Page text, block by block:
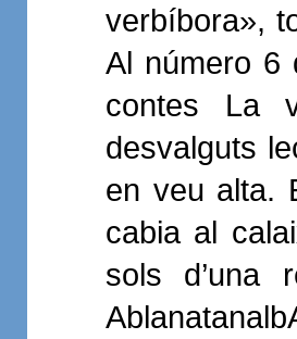
verbíbora»,
Al número 6
contes La
desvalguts
en veu alta.
cabia al
sols d’una